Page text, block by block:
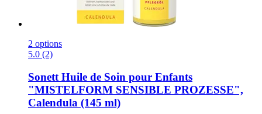
2 options
5.0 (2)
Sonett Huile de Soin pour Enfants
"MISTELFORM SENSIBLE PROZESSE",
Calendula (145 ml)